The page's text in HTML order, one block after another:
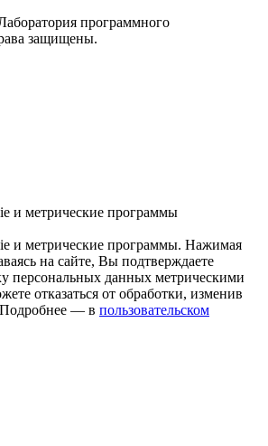
программного
защищены.
и метрические программы
и метрические программы. Нажимая
на сайте, Вы подтверждаете
персональных данных метрическими
отказаться от обработки, изменив
Подробнее — в пользовательском